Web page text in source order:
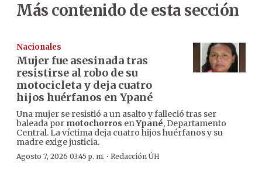
Más contenido de esta sección
Nacionales
Mujer fue asesinada tras
resistirse al robo de su
motocicleta y deja cuatro
hijos huérfanos en Ypané
Una mujer se resistió a un asalto y falleció tras ser
baleada por motochorros enYpané, Departamento
Central. La víctima deja cuatro hijos huérfanos y su
madre exige justicia.
Agosto 7, 2026 03:45 p. m. · Redacción ÚH